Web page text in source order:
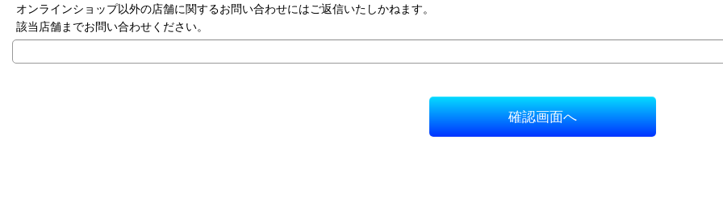
オンラインショップ以外の店舗に関するお問い合わせにはご返信いたしかねます。
該当店舗までお問い合わせください。
確認画面へ